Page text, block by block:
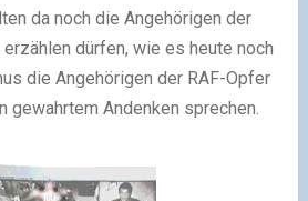
da noch die Angehörigen der
dürfen, wie es heute noch
die Angehörigen der RAF-Opfer
gewahrtem Andenken sprechen.